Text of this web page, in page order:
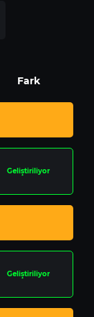
Fark
Geliştiriliyor
Geliştiriliyor